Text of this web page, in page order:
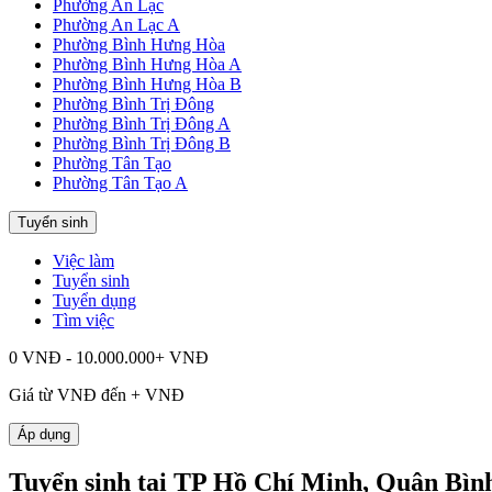
Phường An Lạc
Phường An Lạc A
Phường Bình Hưng Hòa
Phường Bình Hưng Hòa A
Phường Bình Hưng Hòa B
Phường Bình Trị Đông
Phường Bình Trị Đông A
Phường Bình Trị Đông B
Phường Tân Tạo
Phường Tân Tạo A
Tuyển sinh
Việc làm
Tuyển sinh
Tuyển dụng
Tìm việc
0 VNĐ - 10.000.000+ VNĐ
Giá từ VNĐ đến + VNĐ
Áp dụng
Tuyển sinh tại TP Hồ Chí Minh, Quận